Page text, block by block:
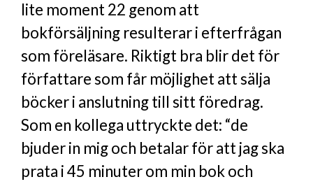
lite moment 22 genom att
bokförsäljning resulterar i efterfrågan
som föreläsare. Riktigt bra blir det för
författare som får möjlighet att sälja
böcker i anslutning till sitt föredrag.
Som en kollega uttryckte det: “de
bjuder in mig och betalar för att jag ska
prata i 45 minuter om min bok och